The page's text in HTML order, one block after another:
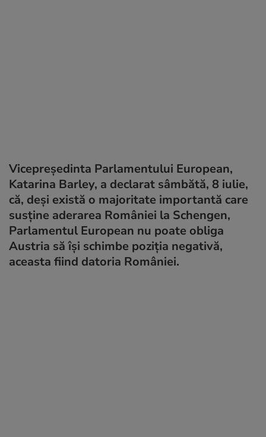
Vicepreşedinta Parlamentului European,
Katarina Barley, a declarat sâmbătă, 8 iulie,
că, deși există o majoritate importantă care
susţine aderarea României la Schengen,
Parlamentul European nu poate obliga
Austria să își schimbe poziția negativă,
aceasta fiind datoria României.